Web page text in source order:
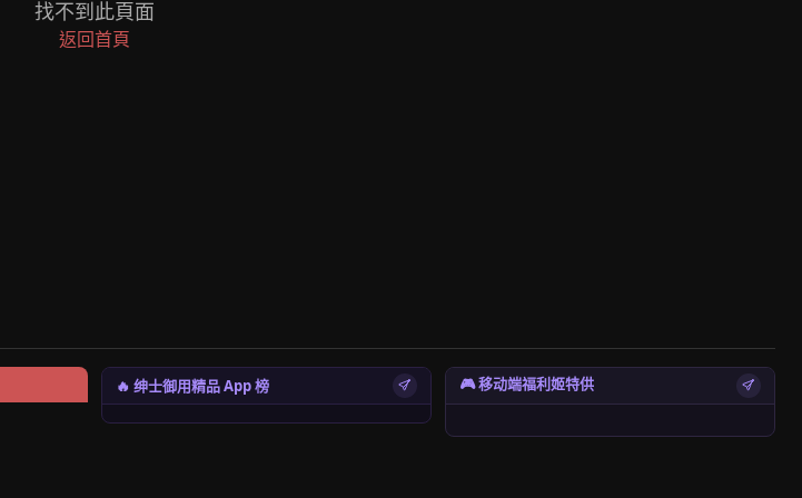
找不到此頁面
返回首頁
🔥 绅士御用精品 App 榜 🎮 移动端福利姬特供